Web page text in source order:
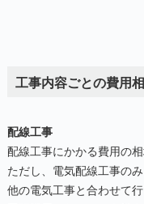
工事内容ごとの費用
配線工事
配線工事にかかる費用の相
ただし、電気配線工事の
他の電気工事と合わせて